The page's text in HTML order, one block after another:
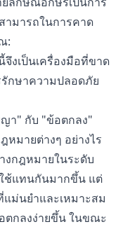
มารถในการคาด
:
จึงเป็นเครื่องมือที่ขาด
กษาความปลอดภัย
า" กับ "ข้อตกลง"
หมายต่างๆ อย่างไร
งกฎหมายในระดับ
ช้แทนกันมากขึ้น แต่
ม่นยำและเหมาะสม
ตกลงง่ายขึ้น ในขณะ